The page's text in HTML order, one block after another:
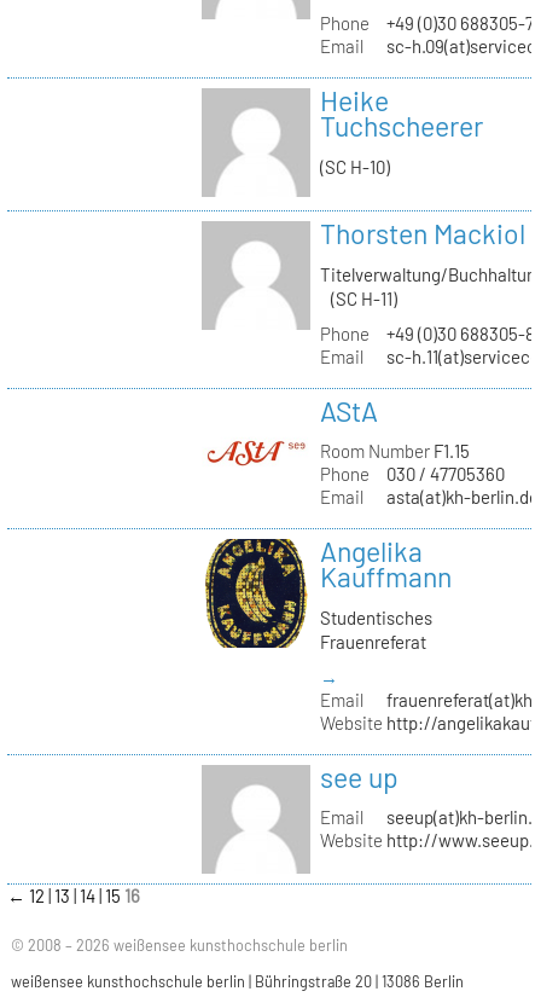
Phone
+49 (0)30 688305-
Email
sc-
Heike
Tuchscheerer
(SC H-10)
Thorsten Mackiol
Titelverwaltung/
(SC H-11)
Phone
+49 (0)30 688305-
Email
sc-
AStA
Room NumberF1.15
Phone
030 / 47705360
Email
asta(at)kh-berlin.de
Angelika
Kauffmann
Studentisches
Frauenreferat
→
Email
Website http://
see up
Email
seeup(at)kh-
Website http://
← 12 13 14 15 16
© 2008 – 2026 weißensee kunsthochschule berlin
weißensee kunsthochschule berlin | Bühringstraße 20 | 13086 Berlin